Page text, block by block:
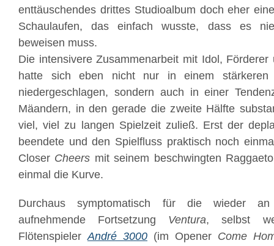
enttäuschendes drittes Studioalbum doch eher
Schaulaufen, das einfach wusste, dass es
beweisen muss.
Die intensivere Zusammenarbeit mit Idol,
hatte sich eben nicht nur in einem
niedergeschlagen, sondern auch in einer
Mäandern, in den gerade die zweite Hälfte
viel, viel zu langen Spielzeit zuließ. Erst der
beendete und den Spielfluss praktisch noch
Closer Cheers mit seinem beschwingten
einmal die Kurve.
Durchaus symptomatisch für die wieder
aufnehmende Fortsetzung Ventura, selbst
FlötenspielerAndré 3000 (im Opener Come